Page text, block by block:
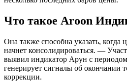
Что такое Aroon
Она также способна указать, когда
начнет консолидироваться. —
выявил индикатор Арун с
генерирует сигналы об окончании
коррекции.